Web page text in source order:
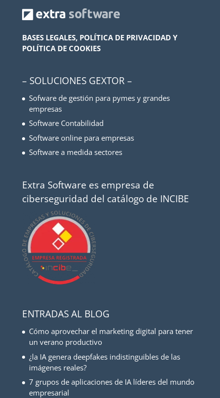
BASES LEGALES, POLÍTICA DE PRIVACIDAD Y
POLÍTICA DE COOKIES
– SOLUCIONES GEXTOR –
Sofware de gestión para pymes y grandes
empresas
Software Contabilidad
Software online para empresas
Software a medida sectores
Extra Software es empresa de
ciberseguridad del catálogo de INCIBE
ENTRADAS AL BLOG
Cómo aprovechar el marketing digital para tener
un verano productivo
¿la IA genera deepfakes indistinguibles de las
imágenes reales?
7 grupos de aplicaciones de IA líderes del mundo
empresarial